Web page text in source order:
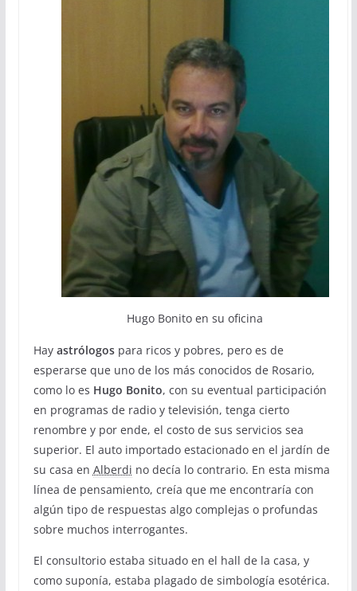
Hugo Bonito en su oficina
Hay astrólogos para ricos y pobres, pero es de
esperarse que uno de los más conocidos de Rosario,
como lo es Hugo Bonito, con su eventual participación
en programas de radio y televisión, tenga cierto
renombre y por ende, el costo de sus servicios sea
superior. El auto importado estacionado en el jardín de
su casa en Alberdi no decía lo contrario. En esta misma
línea de pensamiento, creía que me encontraría con
algún tipo de respuestas algo complejas o profundas
sobre muchos interrogantes.
El consultorio estaba situado en el hall de la casa, y
como suponía, estaba plagado de simbología esotérica.